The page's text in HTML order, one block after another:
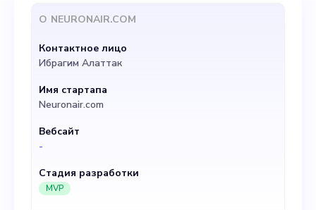
платформу для решения
проблемы высоких
расходов, связанных с
доставкой посылок и
чрезмерной оплатой
багажа. Наша платформа
использует передовые
технологии искусственного
О NEURONAIR.COM
Контактное лицо
Ибрагим Алаттак
Имя стартапа
Neuronair.com
Вебсайт
-
Стадия разработки
MVP